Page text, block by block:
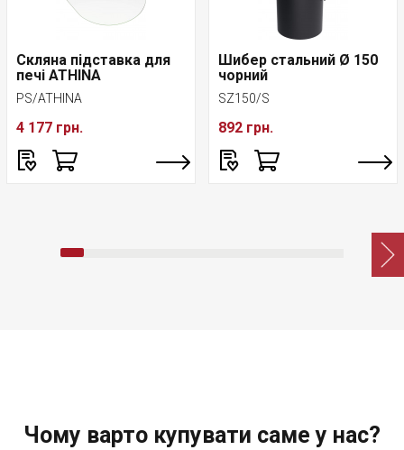
Скляна підставка для
печі ATHINA
PS/ATHINA
4 177 грн.
Шибер стальний Ø 150
чорний
SZ150/S
892 грн.
Чому варто купувати саме у нас?